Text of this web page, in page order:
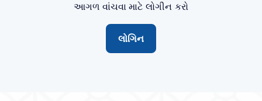
આગળ વાંચવા માટે લોગીન કરો
લોગિન